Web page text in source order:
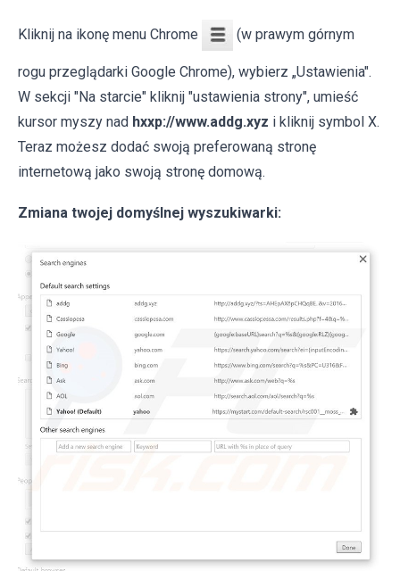
Kliknij na ikonę menu Chrome (w prawym górnym
rogu przeglądarki Google Chrome), wybierz „Ustawienia".
W sekcji "Na starcie" kliknij "ustawienia strony", umieść
kursor myszy nad hxxp://www.addg.xyz i kliknij symbol X.
Teraz możesz dodać swoją preferowaną stronę
internetową jako swoją stronę domową.
Zmiana twojej domyślnej wyszukiwarki: